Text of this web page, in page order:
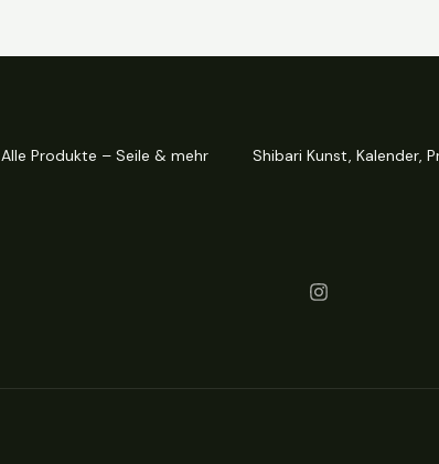
Alle Produkte – Seile & mehr Shibari Kunst, Kalender,